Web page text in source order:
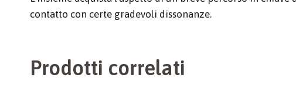
contatto con certe gradevoli dissonanze.
Prodotti correlati